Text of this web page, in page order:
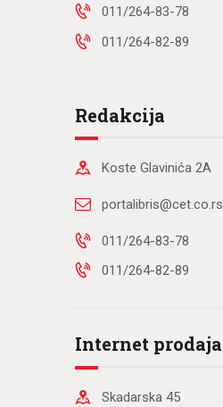
011/264-83-78
011/264-82-89
Redakcija
Koste Glavinića 2A
portalibris@cet.co.rs
011/264-83-78
011/264-82-89
Internet prodaja
Skadarska 45